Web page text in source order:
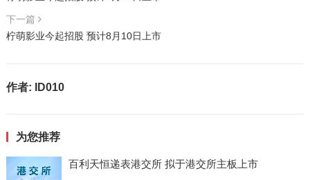
下一篇
柠萌影业今起招股 预计8月10日上市
作者: ID010
为您推荐
百利天恒递表港交所 拟于港交所主板上市